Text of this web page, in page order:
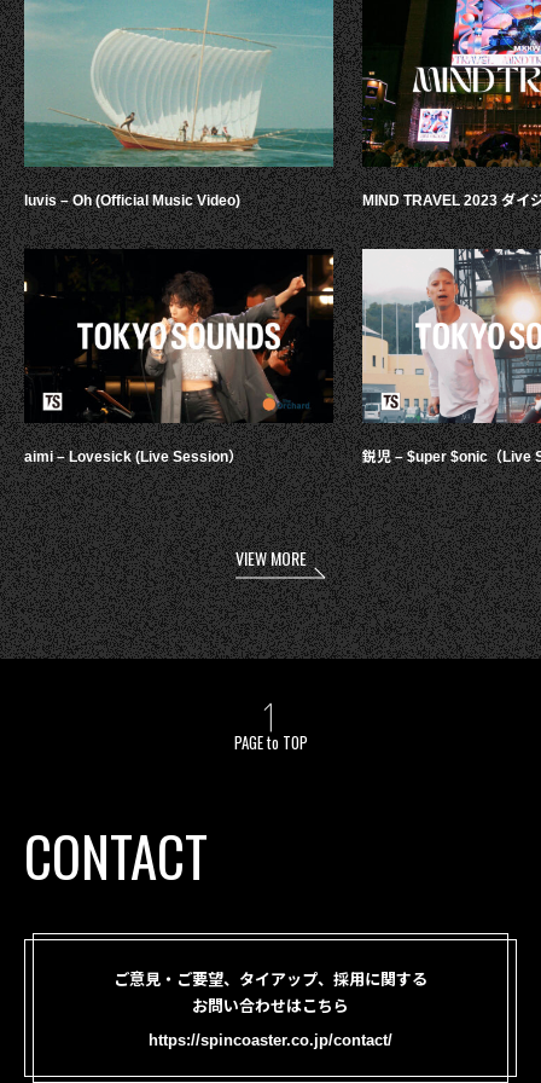
luvis – Oh (Official Music Video)
aimi – Lovesick (Live Session）
MIND TRAVEL 2023 ダイ
鋭児 – $uper $onic（Live
VIEW MORE
PAGE to TOP
CONTACT
ご意見・ご要望、タイアップ、採用に関する
お問い合わせはこちら
https://spincoaster.co.jp/contact/